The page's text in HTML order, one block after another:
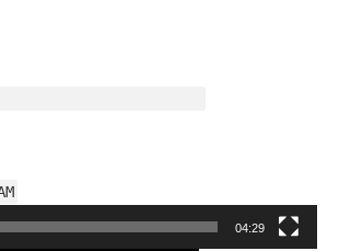
04:29